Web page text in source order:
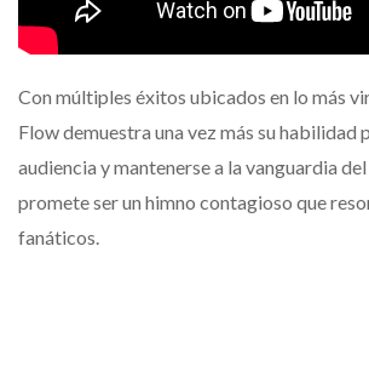
Con múltiples éxitos ubicados en lo más
Flow demuestra una vez más su habilidad
audiencia y mantenerse a la vanguardia
promete ser un himno contagioso que
fanáticos.